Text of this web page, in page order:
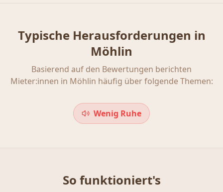
Typische Herausforderungen in
Möhlin
Basierend auf den Bewertungen berichten
Mieter:innen in Möhlin häufig über folgende Themen:
Wenig Ruhe
So funktioniert's